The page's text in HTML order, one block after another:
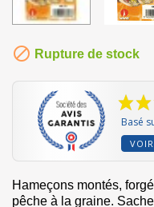
 Rupture de stock
Basé
Hameçons montés,
pêche à la graine.